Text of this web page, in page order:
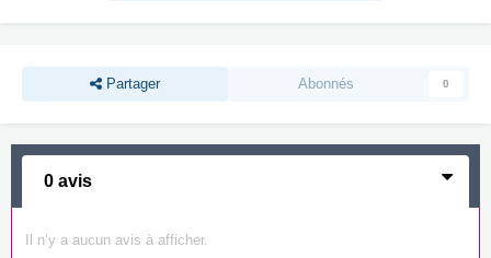
Partager Abonnés 0
0 avis
Il n’y a aucun avis à afficher.